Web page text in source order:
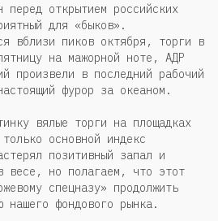
перед открытием российских
для «быков».
вблизи пиков октября, торги в
на мажорной ноте, АДР
произвели в последний рабочий
фурор за океаном.
вялые торги на площадках
основной индекс
позитивный запал и
весе, но полагаем, что этот
спецназу» продолжить
нашего фондового рынка.